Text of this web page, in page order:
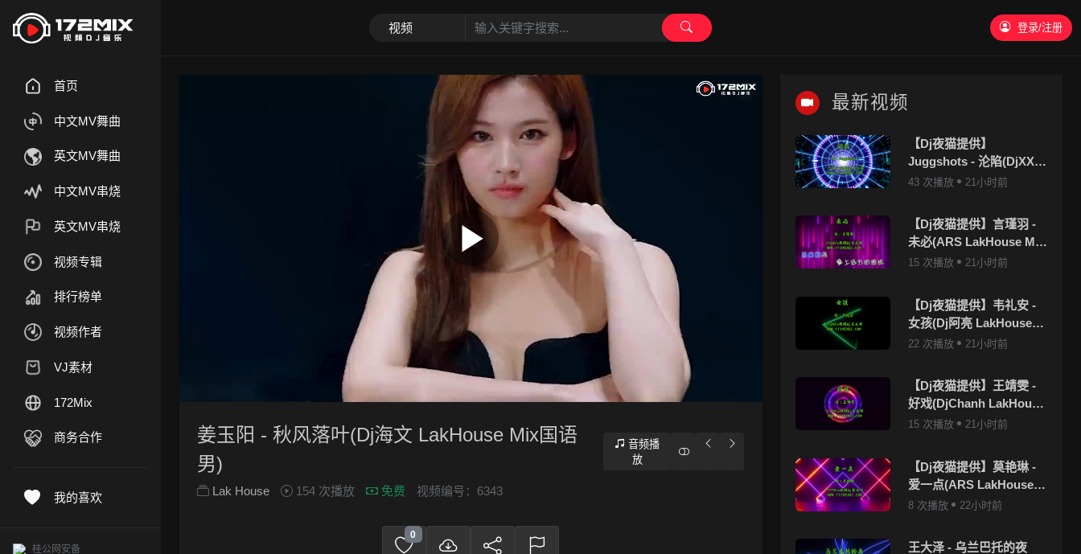
登录/注册
首页
中文MV舞曲
英文MV舞曲
中文MV串烧
英文MV串烧
视频专辑
排行榜单
视频作者
VJ素材
172Mix
商务合作
我的喜欢
桂公网安备
姜玉阳 - 秋风落叶(Dj海文 LakHouse Mix国语
男)
Lak House 154 次播放 免费 视频编号：6343
音频播
放
0
最新视频
【Dj夜猫提供】
Juggshots - 沦陷(DjXX
LakHouse Mix国语男)
43 次播放 21小时前
【Dj夜猫提供】言瑾羽 -
未必(ARS LakHouse Mix
国语女)
15 次播放 21小时前
【Dj夜猫提供】韦礼安 -
女孩(Dj阿亮 LakHouse
Mix国语男)
22 次播放 21小时前
【Dj夜猫提供】王靖雯 -
好戏(DjChanh LakHouse
Mix国语女)
15 次播放 21小时前
【Dj夜猫提供】莫艳琳 -
爱一点(ARS LakHouse
Mix国语女)
8 次播放 22小时前
王大泽 - 乌兰巴托的夜